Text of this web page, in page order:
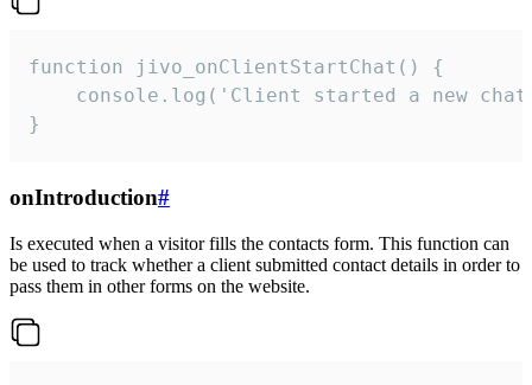
function jivo_onClientStartChat() {
console.log('Client started a new
}
onIntroduction#
Is executed when a visitor fills the contacts form. This function can
be used to track whether a client submitted contact details in order to
pass them in other forms on the website.